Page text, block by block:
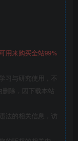
用来购买全站99%
习与研究使用，不
除，因下载本站
法的相关信息，访